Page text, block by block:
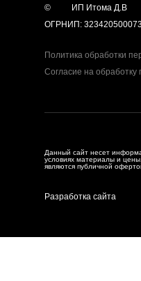
©
ИП Итома Д.В
ОГРНИП:
Политика обработки
Согласие на
Данный сайт несет
условиях материалы и
являются публичной
Разработка сайта